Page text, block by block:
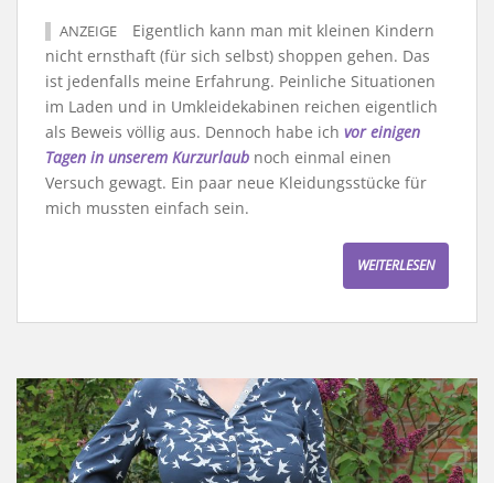
ANZEIGE
Eigentlich kann man mit kleinen Kindern
nicht ernsthaft (für sich selbst) shoppen gehen. Das
ist jedenfalls meine Erfahrung. Peinliche Situationen
im Laden und in Umkleidekabinen reichen eigentlich
als Beweis völlig aus. Dennoch habe ich vor einigen
Tagen in unserem Kurzurlaub noch einmal einen
Versuch gewagt. Ein paar neue Kleidungsstücke für
mich mussten einfach sein.
WEITERLESEN